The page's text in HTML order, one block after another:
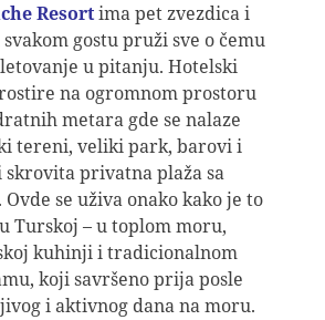
Resortima pet zvezdica i
gostu pruži sve o čemu
u pitanju. Hotelski
na ogromnom prostoru
metara gde se nalaze
tereni, veliki park, barovi i
privatna plaža sa
se uživa onako kako je to
Turskoj – u toplom moru,
kuhinji i tradicionalnom
koji savršeno prija posle
i aktivnog dana na moru.